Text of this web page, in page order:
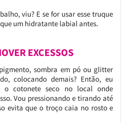
viu? E se for usar esse truque
um hidratante labial antes.
EXCESSOS
sombra em pó ou glitter
colocando demais? Então, eu
o cotonete seco no local onde
Vou pressionando e tirando até
evita que o troço caia no rosto e